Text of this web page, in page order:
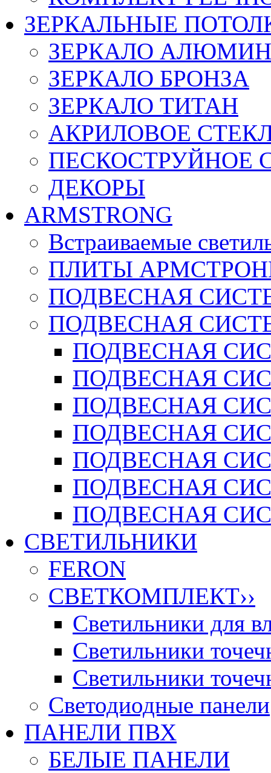
ЗЕРКАЛЬНЫЕ
ЗЕРКАЛО
ЗЕРКАЛО БРОНЗА
ЗЕРКАЛО ТИТАН
АКРИЛОВОЕ
ПЕСКОСТРУЙНОЕ
ДЕКОРЫ
ARMSTRONG
Встраиваемые
ПЛИТЫ
ПОДВЕСНАЯ
ПОДВЕСНАЯ
ПОДВЕСНАЯ
ПОДВЕСНАЯ
ПОДВЕСНАЯ
ПОДВЕСНАЯ
ПОДВЕСНАЯ
ПОДВЕСНАЯ
ПОДВЕСНАЯ
СВЕТИЛЬНИКИ
FERON
СВЕТКОМПЛЕКТ››
Светильники для
Светильники
Светильники
Светодиодные панели
ПАНЕЛИ ПВХ
БЕЛЫЕ ПАНЕЛИ